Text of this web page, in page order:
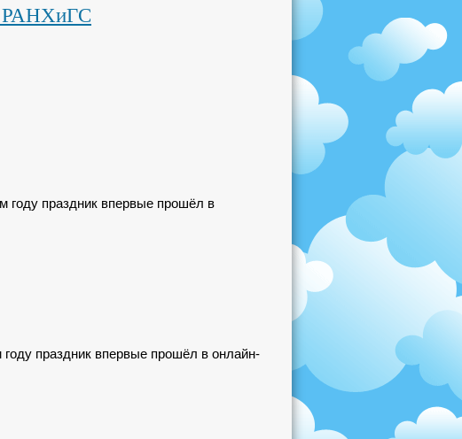
РАНХиГС
году праздник впервые прошёл в
праздник впервые прошёл в онлайн-